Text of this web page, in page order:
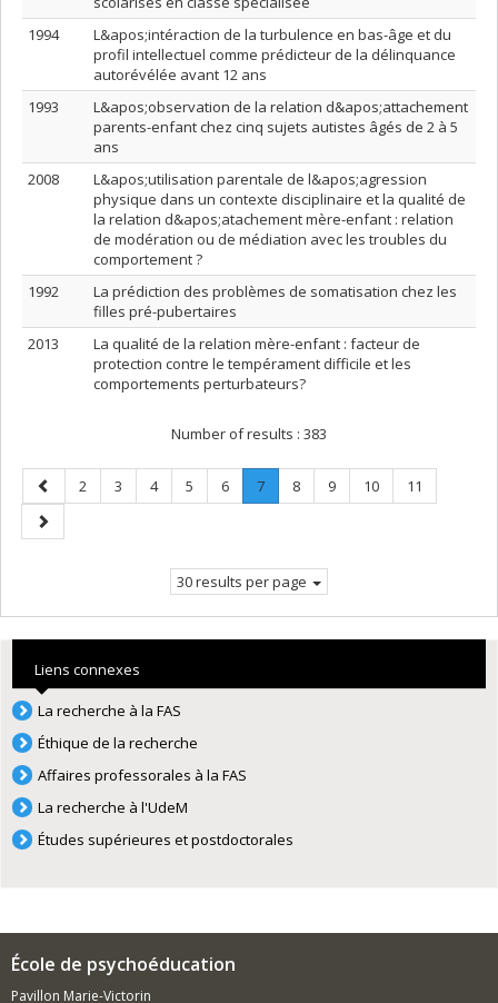
1994
L&apos;intéraction de la turbulence en bas-âge et du
profil intellectuel comme prédicteur de la délinquance
autorévélée avant 12 ans
1993
L&apos;observation de la relation d&apos;attachement
parents-enfant chez cinq sujets autistes âgés de 2 à 5
ans
2008
L&apos;utilisation parentale de l&apos;agression
physique dans un contexte disciplinaire et la qualité de
la relation d&apos;atachement mère-enfant : relation
de modération ou de médiation avec les troubles du
comportement ?
1992
La prédiction des problèmes de somatisation chez les
filles pré-pubertaires
2013
La qualité de la relation mère-enfant : facteur de
protection contre le tempérament difficile et les
comportements perturbateurs?
Number of results : 383
Previous
page
Page
2 Page
3 Page
4 Page
5 Page
6 Page
7.
Current
Page
8 Page
9 Page
10 Page
11
Next
page
30 results per page
Liens connexes
La recherche à la FAS
Éthique de la recherche
Affaires professorales à la FAS
La recherche à l'UdeM
Études supérieures et postdoctorales
École de psychoéducation
Pavillon Marie-Victorin